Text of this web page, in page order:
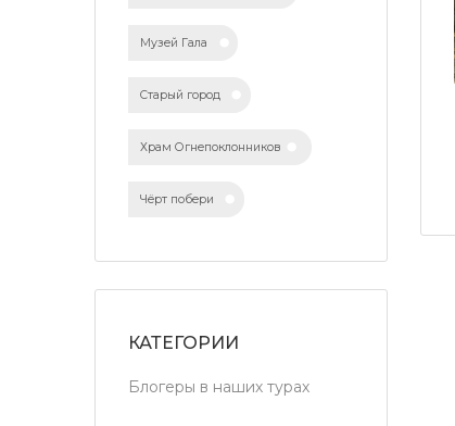
Музей Гала
Старый город
Храм Огнепоклонников
Чёрт побери
КАТЕГОРИИ
Блогеры в наших турах